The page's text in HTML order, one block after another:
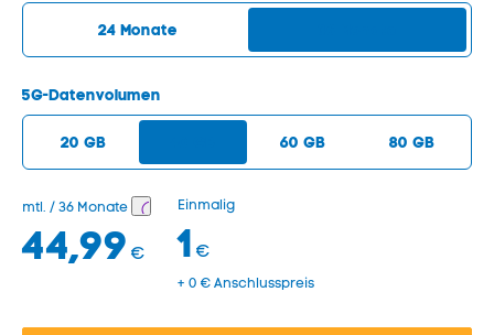
24 Monate
5G-Datenvolumen
20 GB 60 GB 80 GB
mtl. / 36 Monate
44,99 €
Einmalig
1 €
+ 0 € Anschlusspreis